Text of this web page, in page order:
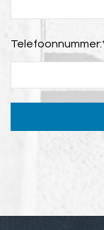
Telefoonnummer: